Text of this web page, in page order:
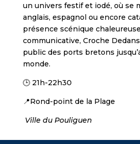
un univers festif et iodé, où se
anglais, espagnol ou encore
présence scénique
communicative, Croche
public des ports bretons
monde.
🕒 21h-22h30
📍Rond-point de la Plage
Ville du Pouliguen